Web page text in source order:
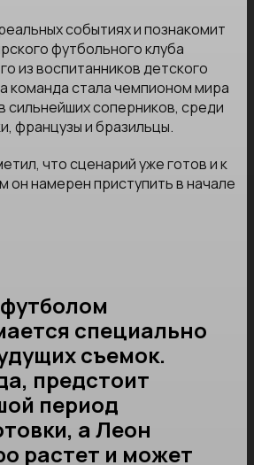
событиях и познакомит
футбольного клуба
из воспитанников детского
команда стала чемпионом мира
сильнейших соперников, среди
французы и бразильцы.
что сценарий уже готов и к
он намерен приступить в начале
специально
съемок.
предстоит
период
а Леон
растет и может